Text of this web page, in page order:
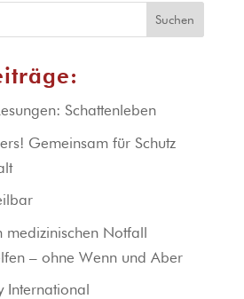
Suchen
Schattenleben
Gemeinsam für Schutz
medizinischen Notfall
– ohne Wenn und Aber
International